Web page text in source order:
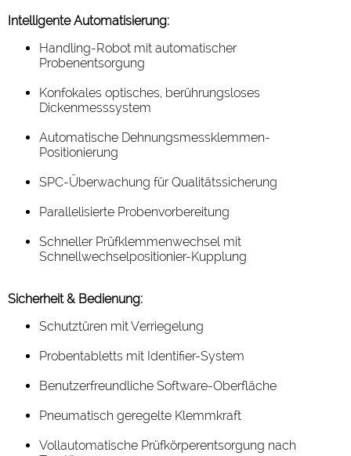
Intelligente Automatisierung:
Handling-Robot mit automatischer
Probenentsorgung
Konfokales optisches, berührungsloses
Dickenmesssystem
Automatische Dehnungsmessklemmen-
Positionierung
SPC-Überwachung für Qualitätssicherung
Parallelisierte Probenvorbereitung
Schneller Prüfklemmenwechsel mit
Schnellwechselpositionier-Kupplung
Sicherheit & Bedienung:
Schutztüren mit Verriegelung
Probentabletts mit Identifier-System
Benutzerfreundliche Software-Oberfläche
Pneumatisch geregelte Klemmkraft
Vollautomatische Prüfkörperentsorgung nach